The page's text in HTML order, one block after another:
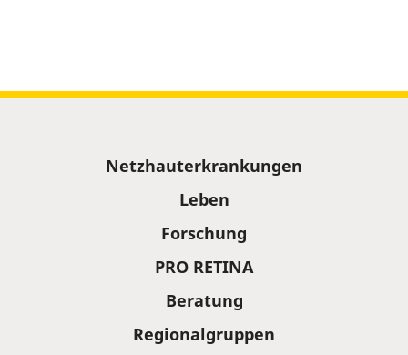
Netzhauterkrankungen
Leben
Forschung
PRO RETINA
Beratung
Regionalgruppen